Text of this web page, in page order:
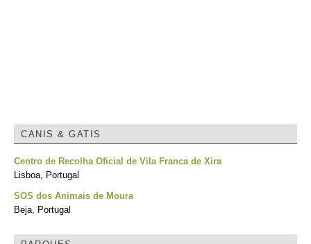
CANIS & GATIS
Centro de Recolha Oficial de Vila Franca de Xira
Lisboa, Portugal
SOS dos Animais de Moura
Beja, Portugal